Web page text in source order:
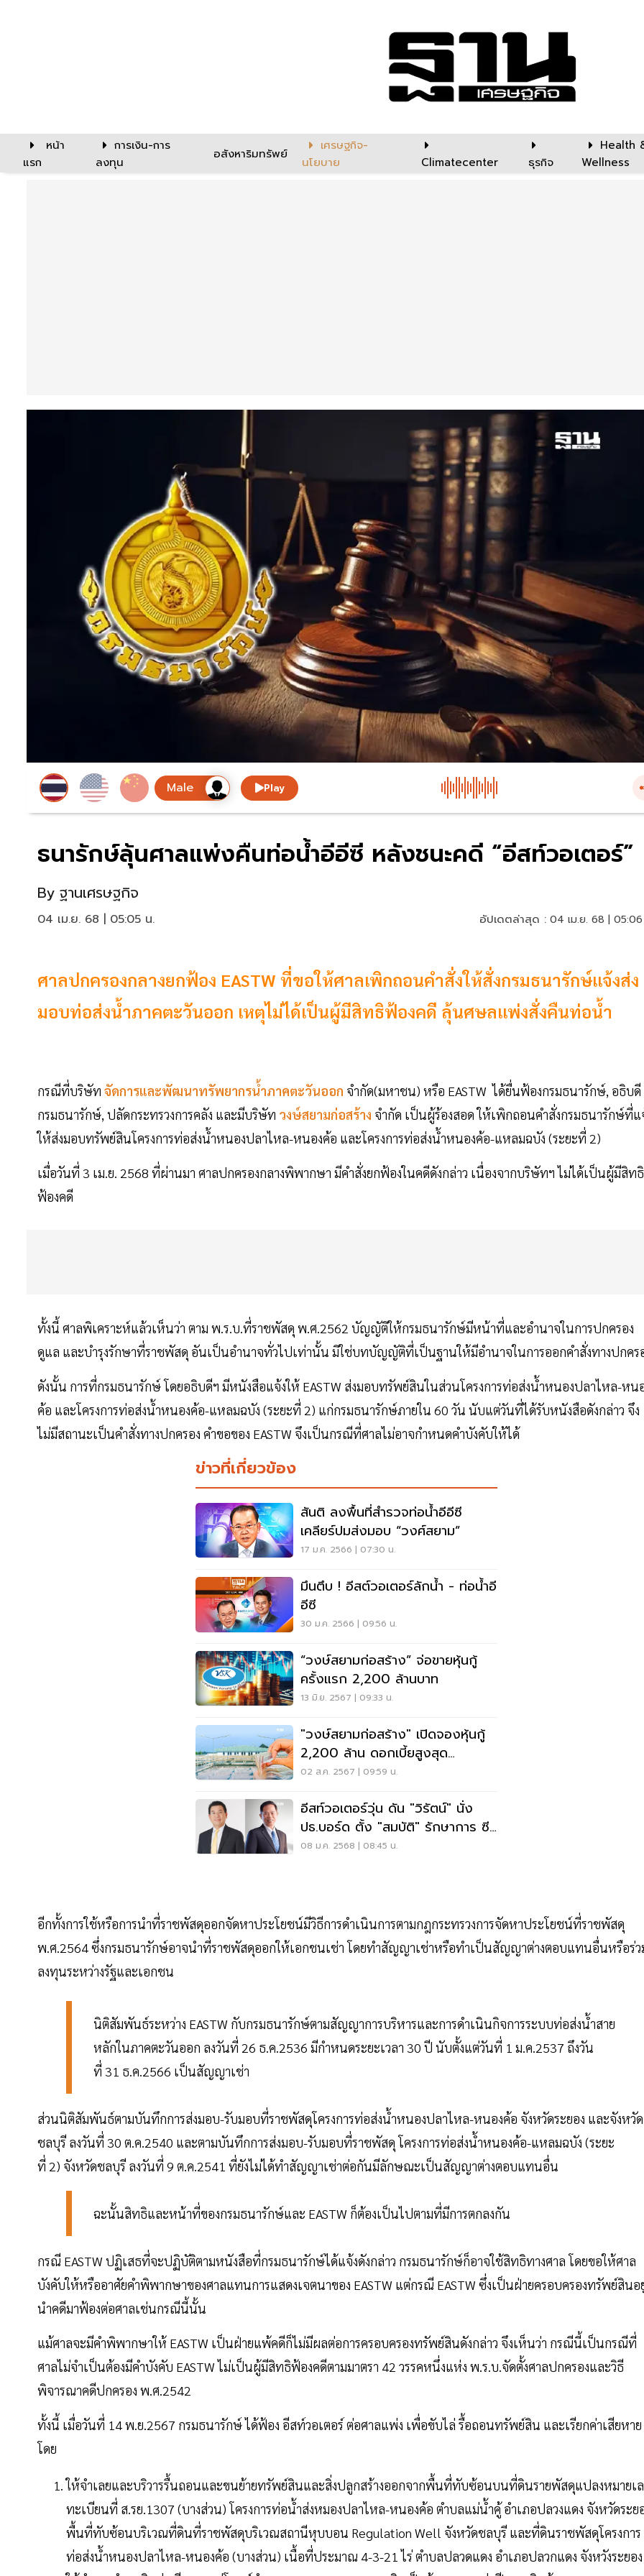
หน้า
แรก
การเงิน-การ
ลงทุน
อสังหาริมทรัพย์
เศรษฐกิจ-
นโยบาย
Climatecenter ธุรกิจ
Health
Wellness
Play
ธนารักษ์ลุ้นศาลแพ่งคืนท่อน้ำอีอีซี หลังชนะคดี “อีสท์วอเตอร์”
By ฐานเศรษฐกิจ
04 เม.ย. 68 | 05:05 น. อัปเดตล่าสุด : 04 เม.ย. 68 |
ศาลปกครองกลางยกฟ้อง EASTW ที่ขอให้ศาลเพิกถอนคำสั่งให้สั่งกรมธนารักษ์แจ้งส่ง
มอบท่อส่งน้ำภาคตะวันออก เหตุไม่ได้เป็นผู้มีสิทธิฟ้องคดี ลุ้นศษลแพ่งสั่งคืนท่อน้ำ
กรณีที่บริษัท จัดการและพัฒนาทรัพยากรน้ำภาคตะวันออก จำกัด(มหาชน) หรือ EASTW ได้ยื่นฟ้องกรมธนารักษ์, อธิบดี
กรมธนารักษ์, ปลัดกระทรวงการคลัง และมีบริษัท วงษ์สยามก่อสร้าง จำกัด เป็นผู้ร้องสอด ให้เพิกถอนคำสั่งกรมธนารักษ์ที่แ
ให้ส่งมอบทรัพย์สินโครงการท่อส่งน้ำหนองปลาไหล-หนองค้อ และโครงการท่อส่งน้ำหนองค้อ-แหลมฉบัง (ระยะที่ 2)
เมื่อวันที่ 3 เม.ย. 2568 ที่ผ่านมา ศาลปกครองกลางพิพากษา มีคำสั่งยกฟ้องในคดีดังกล่าว เนื่องจากบริษัทฯ ไม่ได้เป็นผู้มีสิทธิ
ฟ้องคดี
ทั้งนี้ ศาลพิเคราะห์แล้วเห็นว่า ตาม พ.ร.บ.ที่ราชพัสดุ พ.ศ.2562 บัญญัติให้กรมธนารักษ์มีหน้าที่และอำนาจในการปกครอง
ดูแล และบำรุงรักษาที่ราชพัสดุ อันเป็นอำนาจทั่วไปเท่านั้น มิใช่บทบัญญัติที่เป็นฐานให้มีอำนาจในการออกคำสั่งทางปกคร
ดังนั้น การที่กรมธนารักษ์ โดยอธิบดีฯ มีหนังสือแจ้งให้ EASTW ส่งมอบทรัพย์สินในส่วนโครงการท่อส่งน้ำหนองปลาไหล-หน
ค้อ และโครงการท่อส่งน้ำหนองค้อ-แหลมฉบัง (ระยะที่ 2) แก่กรมธนารักษ์ภายใน 60 วัน นับแต่วันที่ได้รับหนังสือดังกล่าว จึง
ไม่มีสถานะเป็นคำสั่งทางปกครอง คำขอของ EASTW จึงเป็นกรณีที่ศาลไม่อาจกำหนดคำบังคับให้ได้
ข่าวที่เกี่ยวข้อง
สันติ ลงพื้นที่สำรวจท่อน้ำอีอีซี
เคลียร์ปมส่งมอบ “วงศ์สยาม”
17 ม.ค. 2566 | 07:30 น.
มึนตึบ ! อีสต์วอเตอร์ลักน้ำ - ท่อน้ำอี
อีซี
30 ม.ค. 2566 | 09:56 น.
“วงษ์สยามก่อสร้าง” จ่อขายหุ้นกู้
ครั้งแรก 2,200 ล้านบาท
13 มิ.ย. 2567 | 09:33 น.
"วงษ์สยามก่อสร้าง" เปิดจองหุ้นกู้
2,200 ล้าน ดอกเบี้ยสูงสุด
4.15%ต่อปี
02 ส.ค. 2567 | 09:59 น.
อีสท์วอเตอร์วุ่น ดัน "วิรัตน์" นั่ง
ปธ.บอร์ด ตั้ง "สมบัติ" รักษาการ ซี
อีโอ
08 ม.ค. 2568 | 08:45 น.
อีกทั้งการใช้หรือการนำที่ราชพัสดุออกจัดหาประโยชน์มีวิธีการดำเนินการตามกฎกระทรวงการจัดหาประโยชน์ที่ราชพัสดุ
พ.ศ.2564 ซึ่งกรมธนารักษ์อาจนำที่ราชพัสดุออกให้เอกชนเช่า โดยทำสัญญาเช่าหรือทำเป็นสัญญาต่างตอบแทนอื่นหรือร่ว
ลงทุนระหว่างรัฐและเอกชน
นิติสัมพันธ์ระหว่าง EASTW กับกรมธนารักษ์ตามสัญญาการบริหารและการดำเนินกิจการระบบท่อส่งน้ำสาย
หลักในภาคตะวันออก ลงวันที่ 26 ธ.ค.2536 มีกำหนดระยะเวลา 30 ปี นับตั้งแต่วันที่ 1 ม.ค.2537 ถึงวัน
ที่ 31 ธ.ค.2566 เป็นสัญญาเช่า
ส่วนนิติสัมพันธ์ตามบันทึกการส่งมอบ-รับมอบที่ราชพัสดุโครงการท่อส่งน้ำหนองปลาไหล-หนองค้อ จังหวัดระยอง และจังหวัด
ชลบุรี ลงวันที่ 30 ต.ค.2540 และตามบันทึกการส่งมอบ-รับมอบที่ราชพัสดุ โครงการท่อส่งน้ำหนองค้อ-แหลมฉบัง (ระยะ
ที่ 2) จังหวัดชลบุรี ลงวันที่ 9 ต.ค.2541 ที่ยังไม่ได้ทำสัญญาเช่าต่อกันมีลักษณะเป็นสัญญาต่างตอบแทนอื่น
ฉะนั้นสิทธิและหน้าที่ของกรมธนารักษ์และ EASTW ก็ต้องเป็นไปตามที่มีการตกลงกัน
กรณี EASTW ปฏิเสธที่จะปฏิบัติตามหนังสือที่กรมธนารักษ์ได้แจ้งดังกล่าว กรมธนารักษ์ก็อาจใช้สิทธิทางศาล โดยขอให้ศาล
บังคับให้หรืออาศัยคำพิพากษาของศาลแทนการแสดงเจตนาของ EASTW แต่กรณี EASTW ซึ่งเป็นฝ่ายครอบครองทรัพย์สินอ
นำคดีมาฟ้องต่อศาลเช่นกรณีนี้นั้น
แม้ศาลจะมีคำพิพากษาให้ EASTW เป็นฝ่ายแพ้คดีก็ไม่มีผลต่อการครอบครองทรัพย์สินดังกล่าว จึงเห็นว่า กรณีนี้เป็นกรณีที่
ศาลไม่จำเป็นต้องมีคำบังคับ EASTW ไม่เป็นผู้มีสิทธิฟ้องคดีตามมาตรา 42 วรรคหนึ่งแห่ง พ.ร.บ.จัดตั้งศาลปกครองและวิธี
พิจารณาคดีปกครอง พ.ศ.2542
ทั้งนี้ เมื่อวันที่ 14 พ.ย.2567 กรมธนารักษ์ ได้ฟ้อง อีสท์วอเตอร์ ต่อศาลแพ่ง เพื่อขับไล่ รื้อถอนทรัพย์สิน และเรียกค่าเสียหาย
โดย
ให้จำเลยและบริวารรื้นถอนและขนย้ายทรัพย์สินและสิ่งปลูกสร้างออกจากพื้นที่ทับซ้อนบนที่ดินรายพัสดุแปลงหมายเ
ทะเบียนที่ ส.รย.1307 (บางส่วน) โครงการท่อน้ำส่งหมองปลาไหล-หนองค้อ ตำบลแม่น้ำคู้ อำเภอปลวงแดง จังหวัดระย
พื้นที่ทับซ้อนบริเวณที่ดินที่ราชพัสดุบริเวณสถานีหุบบอน Regulation Well จังหวัดชลบุรี และที่ดินราชพัสดุโครงการ
ท่อส่งน้ำหนองปลาไหล-หนองค้อ (บางส่วน) เนื้อที่ประมาณ 4-3-21 ไร่ ตำบลปลวดแดง อำเภอปลวกแดง จังหวังระยอง